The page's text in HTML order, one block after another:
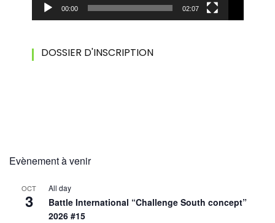
00:00 02:07
DOSSIER D'INSCRIPTION
Evènement à venir
OCT
3
All day
Battle International “Challenge South concept”
2026 #15